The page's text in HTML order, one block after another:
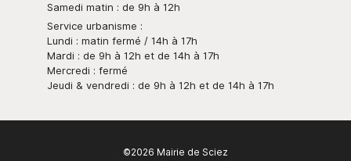
Samedi matin : de 9h à 12h
Service urbanisme :
Lundi : matin fermé / 14h à 17h
Mardi : de 9h à 12h et de 14h à 17h
Mercredi : fermé
Jeudi & vendredi : de 9h à 12h et de 14h à 17h
©2026 Mairie de Sciez